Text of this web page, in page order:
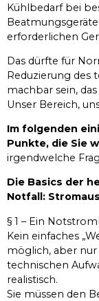
Kühlbedarf bei
erforderlichen
Das dürfte für
Reduzierung des
machbar sein,
Unser Bereich,
Im folgenden
Punkte, die Sie
irgendwelche
Die Basics der
Notfall:
§ 1 – Ein
Kein einfaches
möglich, aber
technischen
realistisch.
Sie müssen den